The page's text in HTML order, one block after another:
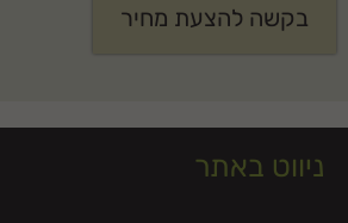
בקשה להצעת מחיר
ניווט באתר